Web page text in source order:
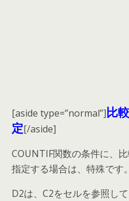
[aside type=”normal”]比
定[/aside]
COUNTIF関数の条件に、
指定する場合は、特殊です。
D2は、C2をセルを参照し